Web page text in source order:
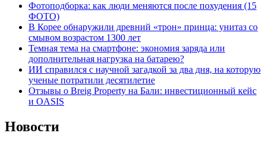
Фотоподборка: как люди меняются после похудения (15
ФОТО)
В Корее обнаружили древний «трон» принца: унитаз со
смывом возрастом 1300 лет
Темная тема на смартфоне: экономия заряда или
дополнительная нагрузка на батарею?
ИИ справился с научной загадкой за два дня, на которую
ученые потратили десятилетие
Отзывы о Breig Property на Бали: инвестиционный кейс
и OASIS
Новости